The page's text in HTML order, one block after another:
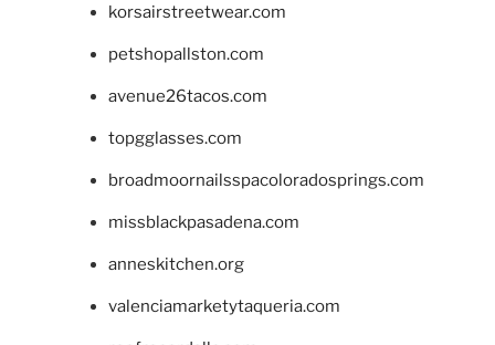
korsairstreetwear.com
petshopallston.com
avenue26tacos.com
topgglasses.com
broadmoornailsspacoloradosprings.com
missblackpasadena.com
anneskitchen.org
valenciamarketytaqueria.com